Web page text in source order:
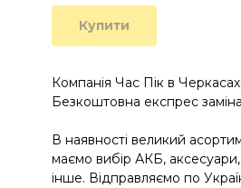
Купити
Компанія Час Пік в
Безкоштовна експрес
В наявності великий
маємо вибір АКБ, аксесуари,
інше. Відправляємо по